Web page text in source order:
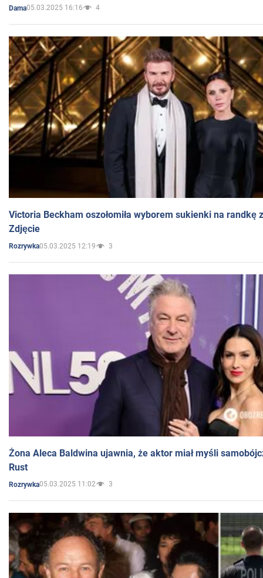
Dama05.03.2025 16:16 4
Victoria Beckham oszołomiła wyborem sukienki na randkę
Zdjęcie
Rozrywka05.03.2025 12:19 3
Żona Aleca Baldwina ujawnia, że aktor miał myśli
Rust
Rozrywka05.03.2025 11:02 3